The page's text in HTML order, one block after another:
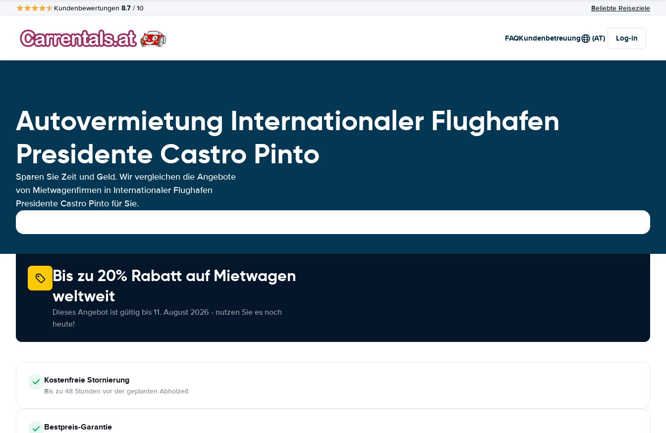
Kundenbewertungen 8.7 / 10 Beliebte Reiseziele
FAQKundenbetreuung (AT) Log-in
Autovermietung Internationaler Flughafen
Presidente Castro Pinto
Sparen Sie Zeit und Geld. Wir vergleichen die Angebote
von Mietwagenfirmen in Internationaler Flughafen
Presidente Castro Pinto für Sie.
Bis zu 20% Rabatt auf Mietwagen
weltweit
Dieses Angebot ist gültig bis 11. August 2026 - nutzen Sie es noch
heute!
KostenfreieStornierung
Bis zu 48 Stunden vor der geplanten Abholzeit
Bestpreis-Garantie